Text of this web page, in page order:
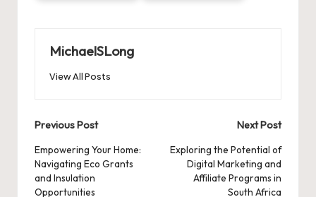
MichaelSLong
View All Posts
Post
navigation
Previous Post
Empowering Your Home:
Navigating Eco Grants
and Insulation
Opportunities
Next Post
Exploring the Potential of
Digital Marketing and
Affiliate Programs in
South Africa